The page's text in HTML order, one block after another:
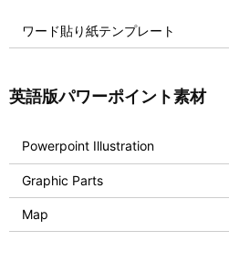
ワード貼り紙テンプレート
英語版パワーポイント素材
Powerpoint Illustration
Graphic Parts
Map